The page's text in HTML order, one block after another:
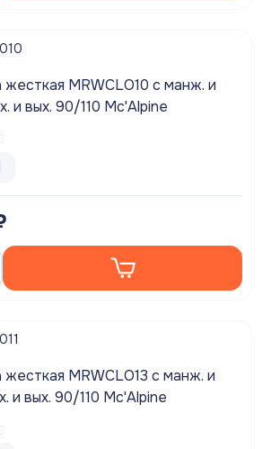
MRWCLO10 с манж. и
и вых. 90/110 Mc'Alpine
MRWCLO13 с манж. и
и вых. 90/110 Mc'Alpine